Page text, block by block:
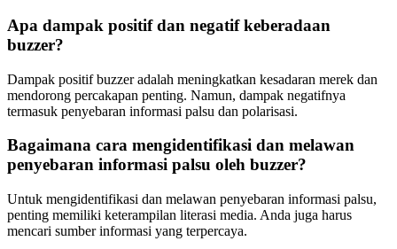
Apa dampak positif dan negatif keberadaan
buzzer?
Dampak positif buzzer adalah meningkatkan kesadaran merek dan
mendorong percakapan penting. Namun, dampak negatifnya
termasuk penyebaran informasi palsu dan polarisasi.
Bagaimana cara mengidentifikasi dan melawan
penyebaran informasi palsu oleh buzzer?
Untuk mengidentifikasi dan melawan penyebaran informasi palsu,
penting memiliki keterampilan literasi media. Anda juga harus
mencari sumber informasi yang terpercaya.